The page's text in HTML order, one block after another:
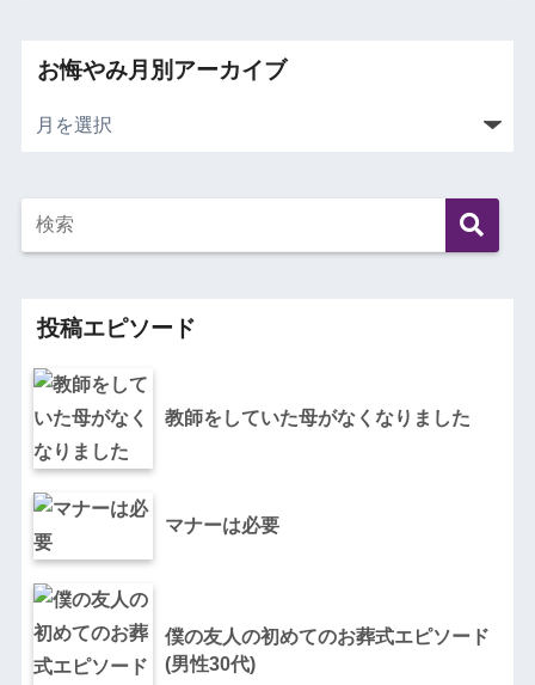
お悔やみ月別アーカイブ
投稿エピソード
教師をしていた母がなくなりました
マナーは必要
僕の友人の初めてのお葬式エピソード
(男性30代)